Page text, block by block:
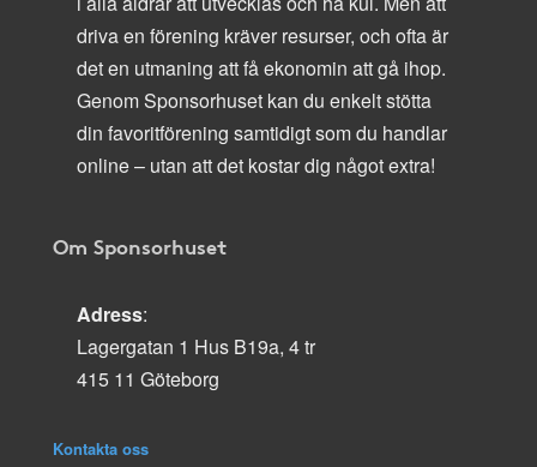
driva en förening kräver resurser, och ofta är
det en utmaning att få ekonomin att gå ihop.
Genom Sponsorhuset kan du enkelt stötta
din favoritförening samtidigt som du handlar
online – utan att det kostar dig något extra!
Om Sponsorhuset
Adress:
Lagergatan 1 Hus B19a, 4 tr
415 11 Göteborg
Kontakta oss